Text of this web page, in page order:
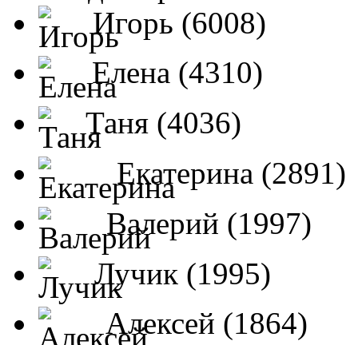
Игорь (6008)
Елена (4310)
Таня (4036)
Екатерина (2891)
Валерий (1997)
Лучик (1995)
Алексей (1864)